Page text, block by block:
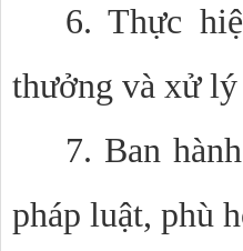
6. Thực
thưởng và xử
7. Ban
pháp luật, phù